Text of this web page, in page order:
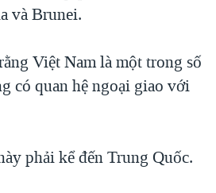
và Brunei.
Việt Nam là một trong số
có quan hệ ngoại giao với
phải kể đến Trung Quốc.